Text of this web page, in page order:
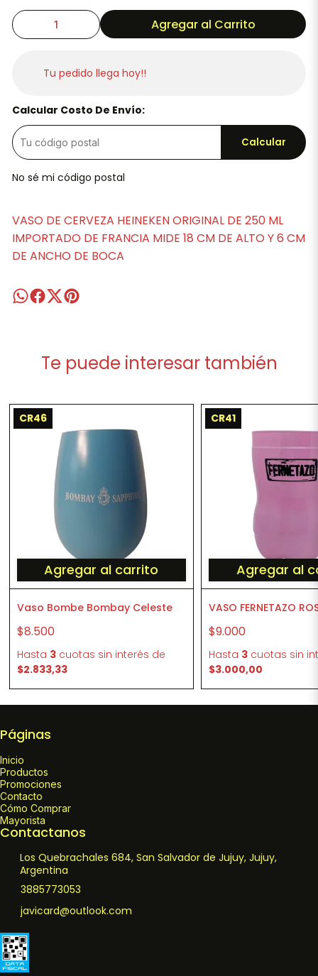
Agregar al Carrito
Tu pedido llega hoy!!
Calcular Costo De Envío:
Calcular
No sé mi código postal
VASO DE CERVEZA HEINEKEN ORIGINAL DE 250 ML
IMPORTADO DE FRANCIA MIDE 18 CM DE ALTO Y 6 CM
DE ANCHO DE BOCA
Te puede interesar también
CR46
Agregar al carrito
Vaso Bombe Bombay Celeste
$8.500
Hasta 3cuotas sin interés de
$2.833,33
CR41
Agregar al
VASO FERNETAZO
$9.000
Hasta 3 cuotas sin
$3.000,00
Páginas
Inicio
Productos
Promociones
Contacto
Cómo Comprar
Mayorista
Contactanos
Los Quebrachales 684, San Salvador de Jujuy, Jujuy,
Argentina
3885773053
javicard@outlook.com